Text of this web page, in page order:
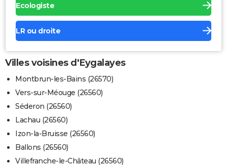
Ecologiste
LR ou droite
Villes voisines d'Eygalayes
Montbrun-les-Bains (26570)
Vers-sur-Méouge (26560)
Séderon (26560)
Lachau (26560)
Izon-la-Bruisse (26560)
Ballons (26560)
Villefranche-le-Château (26560)